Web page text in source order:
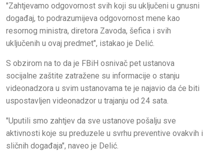
"Zahtjevamo odgovornost svih koji su uključeni u gnusni
događaj, to podrazumijeva odgovornost mene kao
resornog ministra, diretora Zavoda, šefica i svih
uključenih u ovaj predmet", istakao je Delić.
S obzirom na to da je FBiH osnivač pet ustanova
socijalne zaštite zatražene su informacije o stanju
videonadzora u svim ustanovama te je najavio da će biti
uspostavljen videonadzor u trajanju od 24 sata.
"Uputili smo zahtjev da sve ustanove pošalju sve
aktivnosti koje su preduzele u svrhu preventive ovakvih i
sličnih događaja", naveo je Delić.